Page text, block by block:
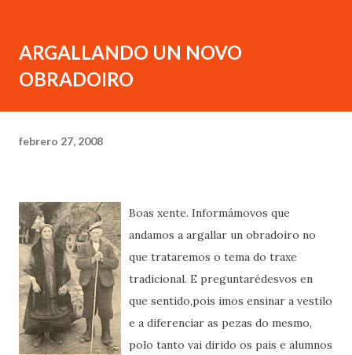
ARGALLANDO UN NOVO
OBRADOIRO
febrero 27, 2008
Boas xente. Informámovos que
andamos a argallar un obradoiro no
que trataremos o tema do traxe
tradicional. E preguntarédesvos en
que sentido,pois imos ensinar a vestilo
e a diferenciar as pezas do mesmo,
polo tanto vai dirido os pais e alumnos